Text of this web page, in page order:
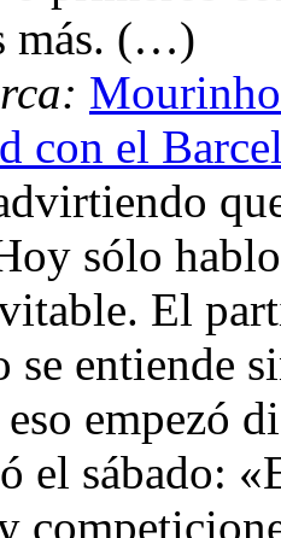
más. (…)
con el
sólo
El
se entiende
empezó
el sábado: